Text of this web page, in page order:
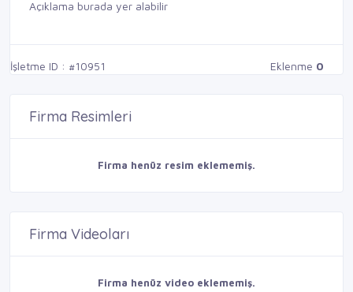
Açıklama burada yer alabilir
İşletme ID : #10951 Eklenme 0
Firma Resimleri
Firma henüz resim eklememiş.
Firma Videoları
Firma henüz video eklememiş.